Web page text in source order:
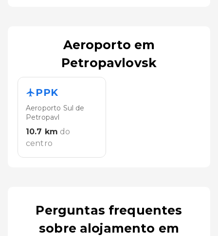
Aeroporto em
Petropavlovsk
PPK
Aeroporto Sul de
Petropavl
10.7 km do
centro
Perguntas frequentes
sobre alojamento em